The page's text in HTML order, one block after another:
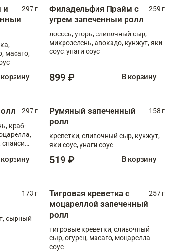
и
297 г
масаго,
корзину
Филадельфия Прайм с
угрем запеченный ролл
259 г
лосось, угорь, сливочный сыр,
микрозелень, авокадо, кунжут, яки
соус, унаги соус
899 ₽ В корзину
297 г
краб-
спайси
корзину
Румяный запеченный
ролл
158 г
креветки, сливочный сыр, кунжут,
яки соус, унаги соус
519 ₽ В корзину
173 г
сырный
Тигровая креветка с
моцареллой запеченный
ролл
257 г
тигровые креветки, сливочный
сыр, огурец, масаго, моцарелла
соус